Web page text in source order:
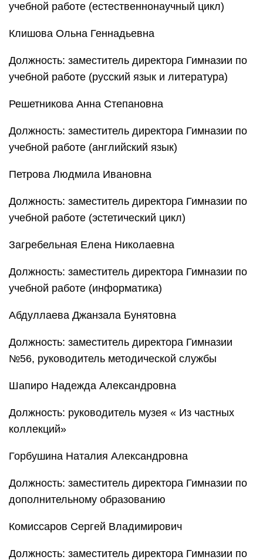
учебной работе (естественнонаучный цикл)
Клишова Ольна Геннадьевна
Должность: заместитель директора Гимназии по
учебной работе (русский язык и литература)
Решетникова Анна Степановна
Должность: заместитель директора Гимназии по
учебной работе (английский язык)
Петрова Людмила Ивановна
Должность: заместитель директора Гимназии по
учебной работе (эстетический цикл)
Загребельная Елена Николаевна
Должность: заместитель директора Гимназии по
учебной работе (информатика)
Абдуллаева Джанзала Бунятовна
Должность: заместитель директора Гимназии
№56, руководитель методической службы
Шапиро Надежда Александровна
Должность: руководитель музея « Из частных
коллекций»
Горбушина Наталия Александровна
Должность: заместитель директора Гимназии по
дополнительному образованию
Комиссаров Сергей Владимирович
Должность: заместитель директора Гимназии по